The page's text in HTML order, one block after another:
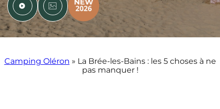
Camping Oléron » La Brée-les-Bains : les 5 choses à ne
pas manquer !